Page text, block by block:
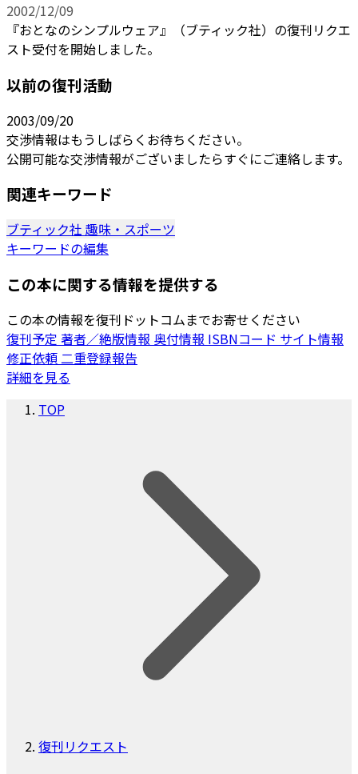
2002/12/09
『おとなのシンプルウェア』（ブティック社）の復刊リクエ
スト受付を開始しました。
以前の復刊活動
2003/09/20
交渉情報はもうしばらくお待ちください。
公開可能な交渉情報がございましたらすぐにご連絡します。
関連キーワード
ブティック社 趣味・スポーツ
キーワードの編集
この本に関する情報を提供する
この本の情報を復刊ドットコムまでお寄せください
復刊予定 著者／絶版情報 奥付情報 ISBNコード サイト情報
修正依頼 二重登録報告
詳細を見る
TOP
復刊リクエスト